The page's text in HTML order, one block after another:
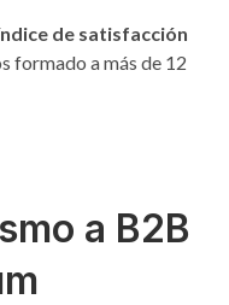
de satisfacción
formado a más de 12
a B2B